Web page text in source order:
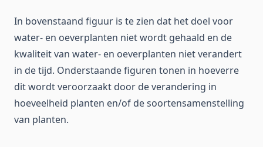
In bovenstaand figuur is te zien dat het doel voor
water- en oeverplanten niet wordt gehaald en de
kwaliteit van water- en oeverplanten niet verandert
in de tijd. Onderstaande figuren tonen in hoeverre
dit wordt veroorzaakt door de verandering in
hoeveelheid planten en/of de soortensamenstelling
van planten.